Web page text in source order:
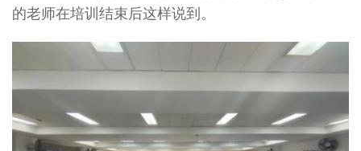
的老师在培训结束后这样说到。